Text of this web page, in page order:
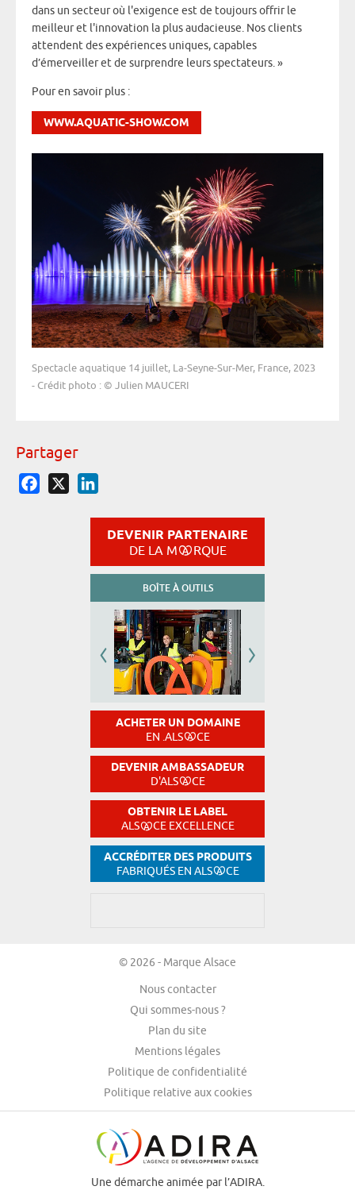
dans un secteur où l'exigence est de toujours offrir le
meilleur et l'innovation la plus audacieuse. Nos clients
attendent des expériences uniques, capables
d’émerveiller et de surprendre leurs spectateurs. »
Pour en savoir plus :
WWW.AQUATIC-SHOW.COM
Spectacle aquatique 14 juillet, La-Seyne-Sur-Mer, France, 2023
- Crédit photo : © Julien MAUCERI
Partager
Facebook
DEVENIR PARTENAIRE
DE LA M RQUE
BOÎTE À OUTILS
ACHETER UN DOMAINE
EN .ALS CE
DEVENIR AMBASSADEUR
D'ALS CE
OBTENIR LE LABEL
ALS CE EXCELLENCE
ACCRÉDITER DES PRODUITS
FABRIQUÉS EN ALS CE
© 2026 - Marque Alsace
Nous contacter
Qui sommes-nous ?
Plan du site
Mentions légales
Politique de confidentialité
Politique relative aux cookies
Une démarche animée par l’ADIRA.